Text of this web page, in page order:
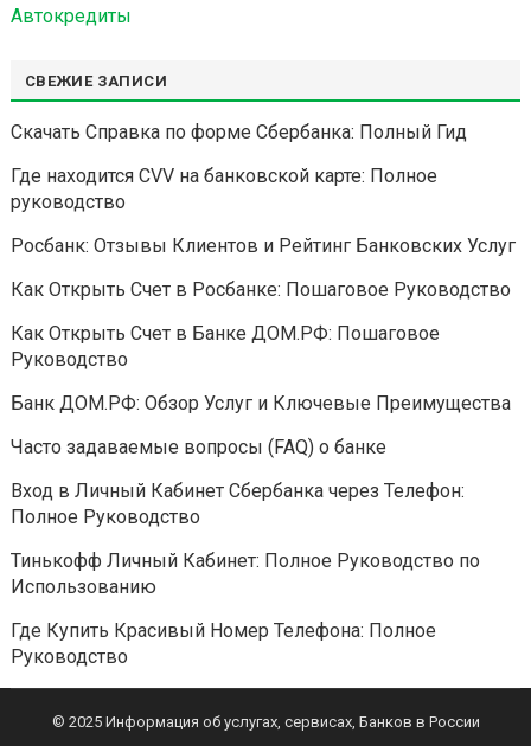
Автокредиты
СВЕЖИЕ ЗАПИСИ
Скачать Справка по форме Сбербанка: Полный Гид
Где находится CVV на банковской карте: Полное
руководство
Росбанк: Отзывы Клиентов и Рейтинг Банковских Услуг
Как Открыть Счет в Росбанке: Пошаговое Руководство
Как Открыть Счет в Банке ДОМ.РФ: Пошаговое
Руководство
Банк ДОМ.РФ: Обзор Услуг и Ключевые Преимущества
Часто задаваемые вопросы (FAQ) о банке
Вход в Личный Кабинет Сбербанка через Телефон:
Полное Руководство
Тинькофф Личный Кабинет: Полное Руководство по
Использованию
Где Купить Красивый Номер Телефона: Полное
Руководство
© 2025 Информация об услугах, сервисах, Банков в России